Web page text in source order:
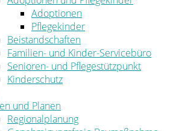
Adoptionen
Pflegekinder
Beistandschaften
Familien- und Kinder-Servicebüro
Senioren- und Pflegestützpunkt
Kinderschutz
und Planen
Regionalplanung